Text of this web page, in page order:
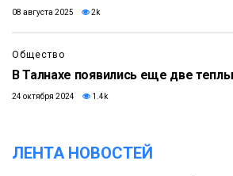
08 августа 2025 2k
Общество
В Талнахе появились еще две
24 октября 2024 1.4k
ЛЕНТА НОВОСТЕЙ